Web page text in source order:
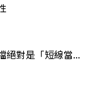
絕對是「短線當...